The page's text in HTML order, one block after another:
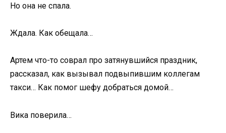
Но она не спала.
Ждала. Как обещала…
Артем что-то соврал про затянувшийся праздник,
рассказал, как вызывал подвыпившим коллегам
такси… Как помог шефу добраться домой…
Вика поверила…